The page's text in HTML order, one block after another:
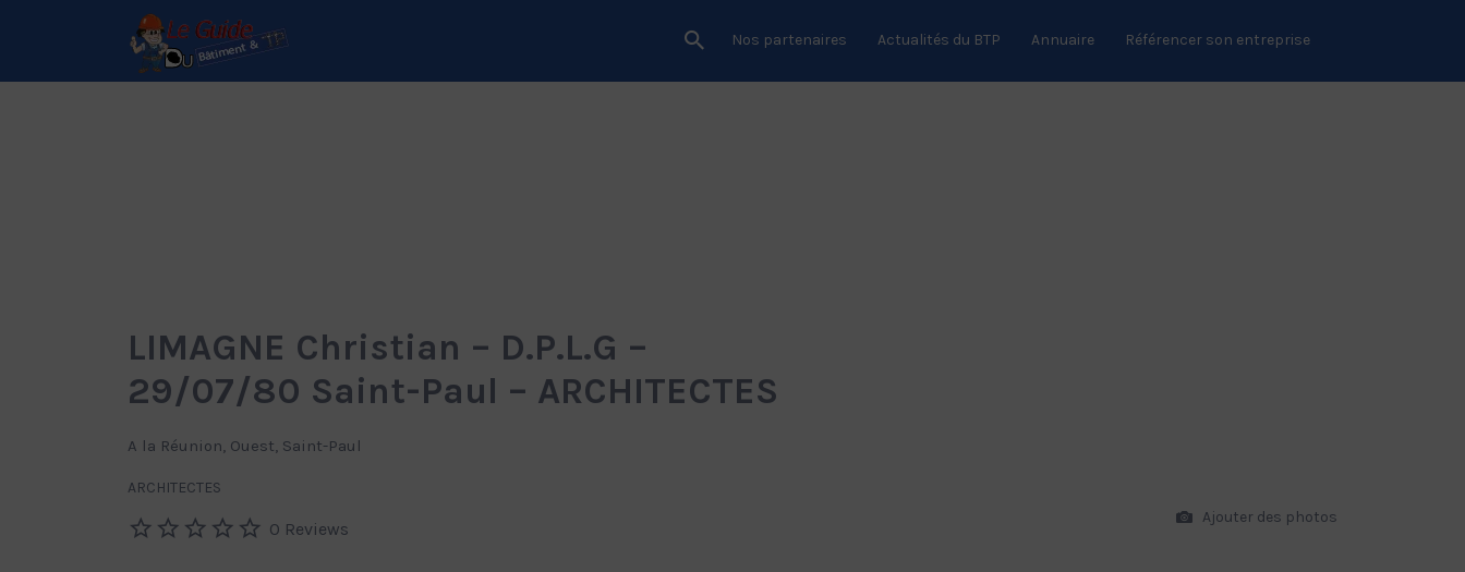
Nos partenaires Actualités du BTP Annuaire Référencer son entreprise
Rechercher:
LIMAGNE Christian – D.P.L.G –
29/07/80 Saint-Paul – ARCHITECTES
A la Réunion, Ouest, Saint-Paul
ARCHITECTES
0 Reviews
Ajouter des photos